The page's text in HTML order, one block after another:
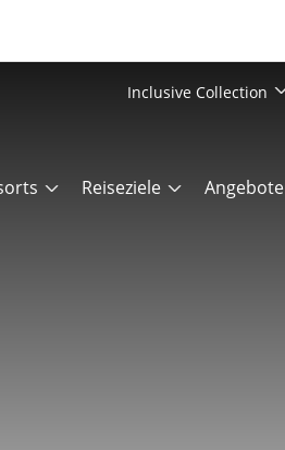
Inclusive Collection
Reiseziele Angebote